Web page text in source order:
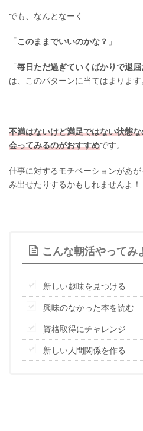
でも、なんとなーく
「このままでいいのかな？ 」
「毎日ただ過ぎていくばかりで退
は、このパターンに当てはまります
不満はないけど満足ではない状態
会ってみるのがおすすめです。
仕事に対するモチベーションがあ
み出せたりするかもしれませんよ！
こんな朝活やってみ
新しい趣味を見つける
興味のなかった本を読む
資格取得にチャレンジ
新しい人間関係を作る